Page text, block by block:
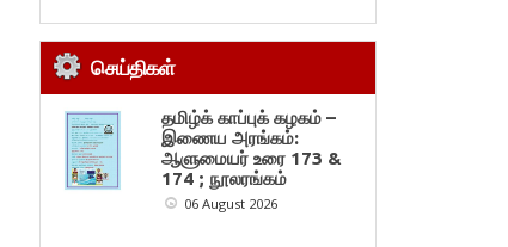
செய்திகள்
தமிழ்க் காப்புக் கழகம் –
இணைய அரங்கம்:
ஆளுமையர் உரை 173 &
174 ; நூலரங்கம்
06 August 2026